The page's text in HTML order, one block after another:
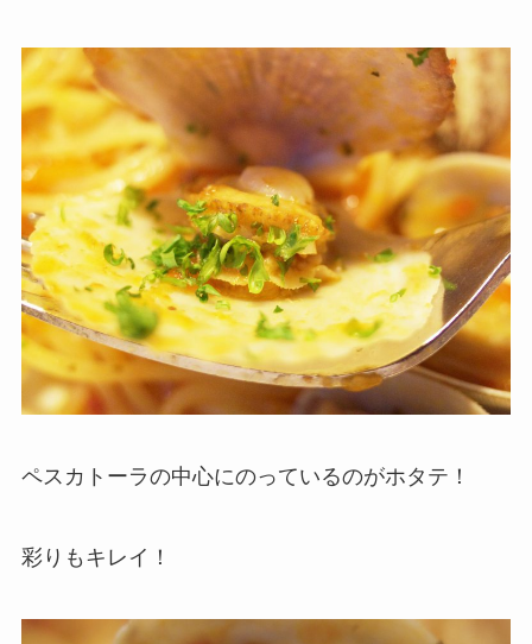
ペスカトーラの中心にのっているのがホタテ！
彩りもキレイ！